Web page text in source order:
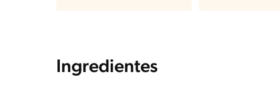
Ingredientes